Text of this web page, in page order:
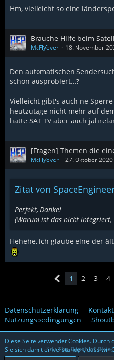
Hm, vielleicht so eine
Brauche Hilfe beim
McFlƴeѵer 18. November
Den automatischen
schon ausprobiert...?
Vielleicht gibt's auch ne
heutzutage nicht mehr auf
hatte SAT TV aber auch
[Fragen] Themen die
McFlƴeѵer 27. Oktober 2020
Zitat von
Perfekt, Danke!
(Warum ist das nicht integriert,
Hehehe, ich glaube eine der
1 2 3 4
Datenschutzerklärung Kontakt
Nutzungsbedingungen
Stil:The Depth of Blue
Diese Seite verwendet Cookies.
Sie sich damit einverstanden, dass wir